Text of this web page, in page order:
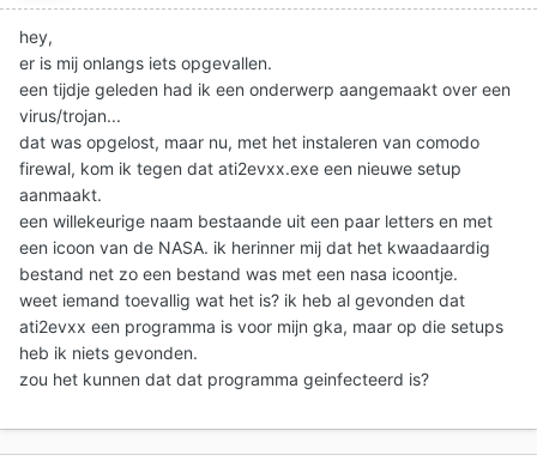
hey,
er is mij onlangs iets opgevallen.
een tijdje geleden had ik een onderwerp aangemaakt over een
virus/trojan...
dat was opgelost, maar nu, met het instaleren van comodo
firewal, kom ik tegen dat ati2evxx.exe een nieuwe setup
aanmaakt.
een willekeurige naam bestaande uit een paar letters en met
een icoon van de NASA. ik herinner mij dat het kwaadaardig
bestand net zo een bestand was met een nasa icoontje.
weet iemand toevallig wat het is? ik heb al gevonden dat
ati2evxx een programma is voor mijn gka, maar op die setups
heb ik niets gevonden.
zou het kunnen dat dat programma geinfecteerd is?